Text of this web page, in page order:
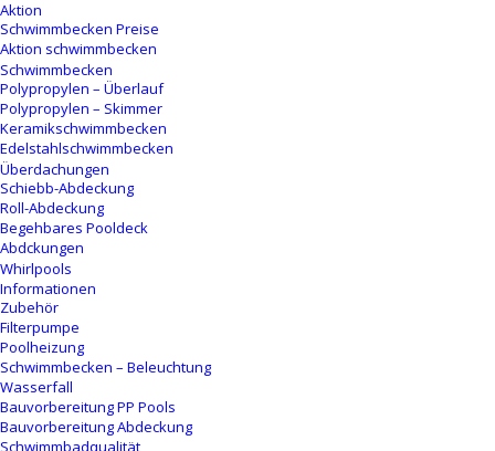
Aktion
Schwimmbecken Preise
Aktion schwimmbecken
Schwimmbecken
Polypropylen – Überlauf
Polypropylen – Skimmer
Keramikschwimmbecken
Edelstahlschwimmbecken
Überdachungen
Schiebb-Abdeckung
Roll-Abdeckung
Begehbares Pooldeck
Abdckungen
Whirlpools
Informationen
Zubehör
Filterpumpe
Poolheizung
Schwimmbecken – Beleuchtung
Wasserfall
Bauvorbereitung PP Pools
Bauvorbereitung Abdeckung
Schwimmbadqualität